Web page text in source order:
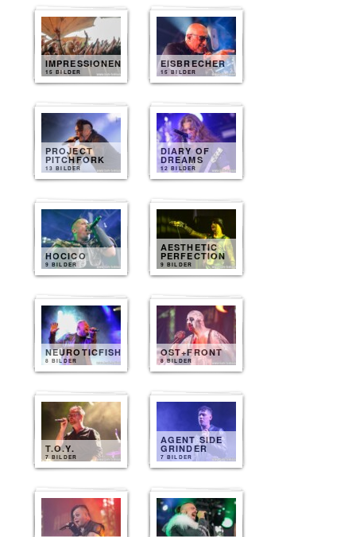
IMPRESSIONEN
15 BILDER
EISBRECHER
15 BILDER
PROJECT
PITCHFORK
13 BILDER
DIARY OF
DREAMS
12 BILDER
HOCICO
9 BILDER
AESTHETIC
PERFECTION
9 BILDER
NEUROTICFISH
8 BILDER
OST+FRONT
8 BILDER
T.O.Y.
7 BILDER
AGENT SIDE
GRINDER
7 BILDER